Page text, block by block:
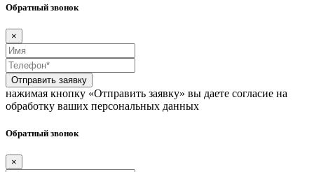
Обратный звонок
×
Отправить заявку
нажимая кнопку «Отправить заявку» вы даете согласие на
обработку ваших персональных данных
Обратный звонок
×